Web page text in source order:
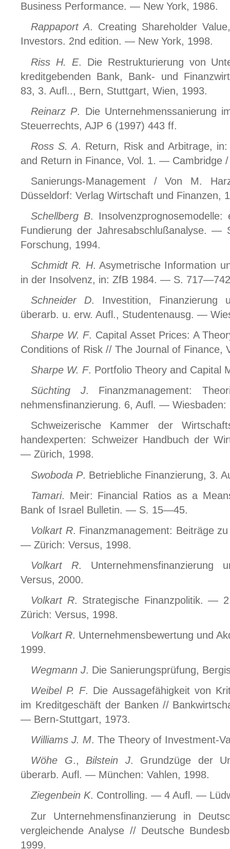
Business Performance. — New York, 1986.
Rappaport A. Creating Shareholder
Investors. 2nd edition. — New York, 1998.
Riss H. E. Die Restrukturierung von
kreditgebenden Bank, Bank- und
83, 3. Aufl.., Bern, Stuttgart, Wien, 1993.
Reinarz P. Die Unternehmenssanierung
Steuerrechts, AJP 6 (1997) 443 ff.
Ross S. A. Return, Risk and Arbitrage,
and Return in Finance, Vol. 1. —
Sanierungs-Management / Von M.
Düsseldorf: Verlag Wirtschaft und Finanzen,
Schellberg B.
Fundierung der Jahresabschlußanalyse. —
Forschung, 1994.
Schmidt R. H. Asymetrische Information
in der Insolvenz, in: ZfB 1984. — S.
Schneider D. Investition, Finanzierung
überarb. u. erw. Aufl., Studentenausg. —
Sharpe W. F. Capital Asset Prices: A
Conditions of Risk // The Journal of
Sharpe W. F. Portfolio Theory and Capital
Süchting J. Finanzmanagement:
nehmensfinanzierung. 6, Aufl. — Wiesbaden:
Schweizerische Kammer der
handexperten: Schweizer Handbuch der
— Zürich, 1998.
Swoboda P. Betriebliche Finanzierung, 3.
Tamari. Meir: Financial Ratios as a
Bank of Israel Bulletin. — S. 15—45.
Volkart R. Finanzmanagement: Beiträge
— Zürich: Versus, 1998.
Volkart R.
Versus, 2000.
Volkart R. Strategische Finanzpolitik. —
Zürich: Versus, 1998.
Volkart R. Unternehmensbewertung und
1999.
Wegmann J. Die Sanierungsprüfung,
Weibel P. F. Die Aussagefähigkeit von
im Kreditgeschäft der Banken //
— Bern-Stuttgart, 1973.
Williams J. M. The Theory of Investment-
Wöhe G., Bilstein J. Grundzüge der
überarb. Aufl. — München: Vahlen, 1998.
Ziegenbein K. Controlling. — 4 Aufl. —
Zur Unternehmensfinanzierung in
vergleichende Analyse // Deutsche
1999.